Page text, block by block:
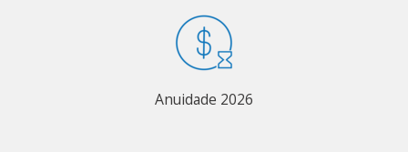
Anuidade 2026